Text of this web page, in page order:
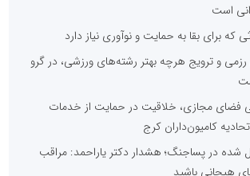
است
که برای بقا به حمایت و نوآوری نیاز دارد
و ترویج هرچه بهتر رشته‌های ورزشی، در گرو
فضای مجازی، خلاقیت در حمایت از خدمات
کامیون‌داران کرج
شده در پساجنگ؛ هشدار دکتر یاراحمد: مراقب
هیجانی باشید